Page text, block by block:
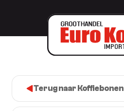
Terug naar Koffiebonen